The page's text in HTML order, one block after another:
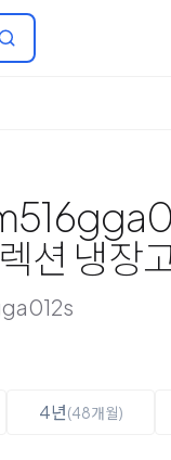
션 냉장
4년(48개월)